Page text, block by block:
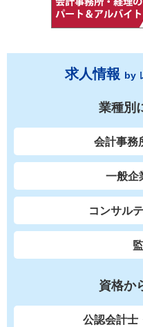
求人情報 by
業種別
会計事務
一般企
コンサル
資格か
公認会計士